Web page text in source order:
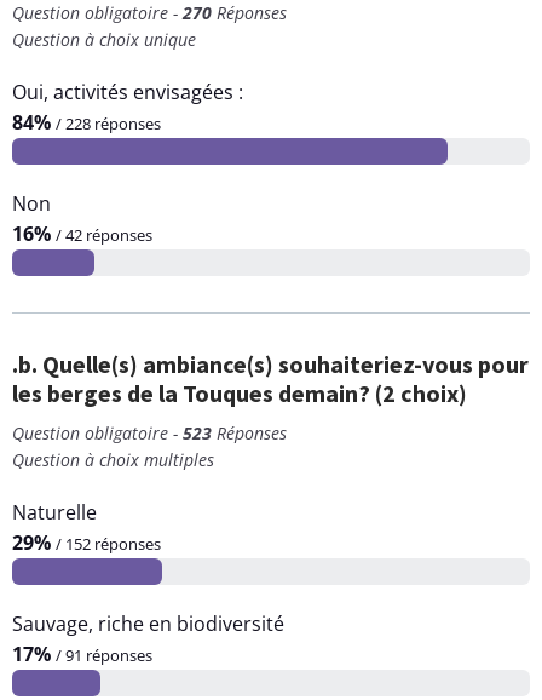
Question obligatoire -270 Réponses
Question à choix unique
Oui, activités envisagées :
84% / 228 réponses
Non
16% / 42 réponses
.b. Quelle(s) ambiance(s) souhaiteriez-vous pour
les berges de la Touques demain? (2 choix)
Question obligatoire - 523 Réponses
Question à choix multiples
Naturelle
29% / 152 réponses
Sauvage, riche en biodiversité
17% / 91 réponses